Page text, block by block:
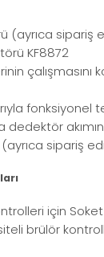
(ayrıca sipariş
KF8872
fonksiyonel
sipariş
için Soket
brülör